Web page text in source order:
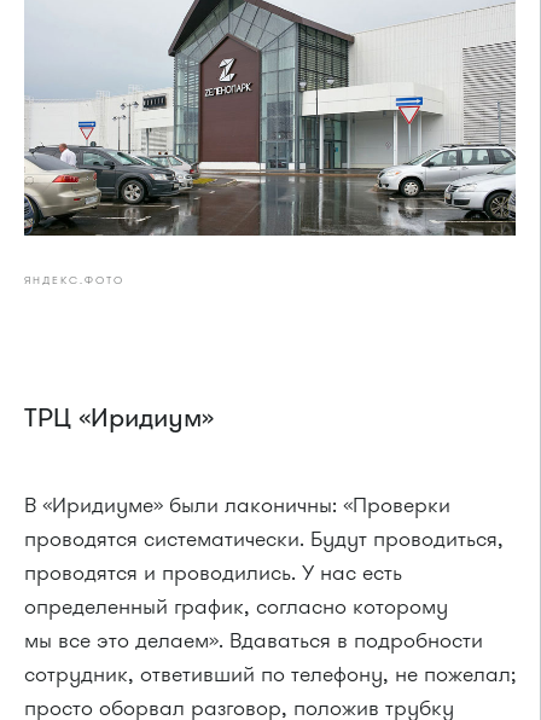
ЯНДЕКС.ФОТО
ТРЦ «Иридиум»
В «Иридиуме» были лаконичны: «Проверки
проводятся систематически. Будут проводиться,
проводятся и проводились. У нас есть
определенный график, согласно которому
мы все это делаем». Вдаваться в подробности
сотрудник, ответивший по телефону, не пожелал;
просто оборвал разговор, положив трубку